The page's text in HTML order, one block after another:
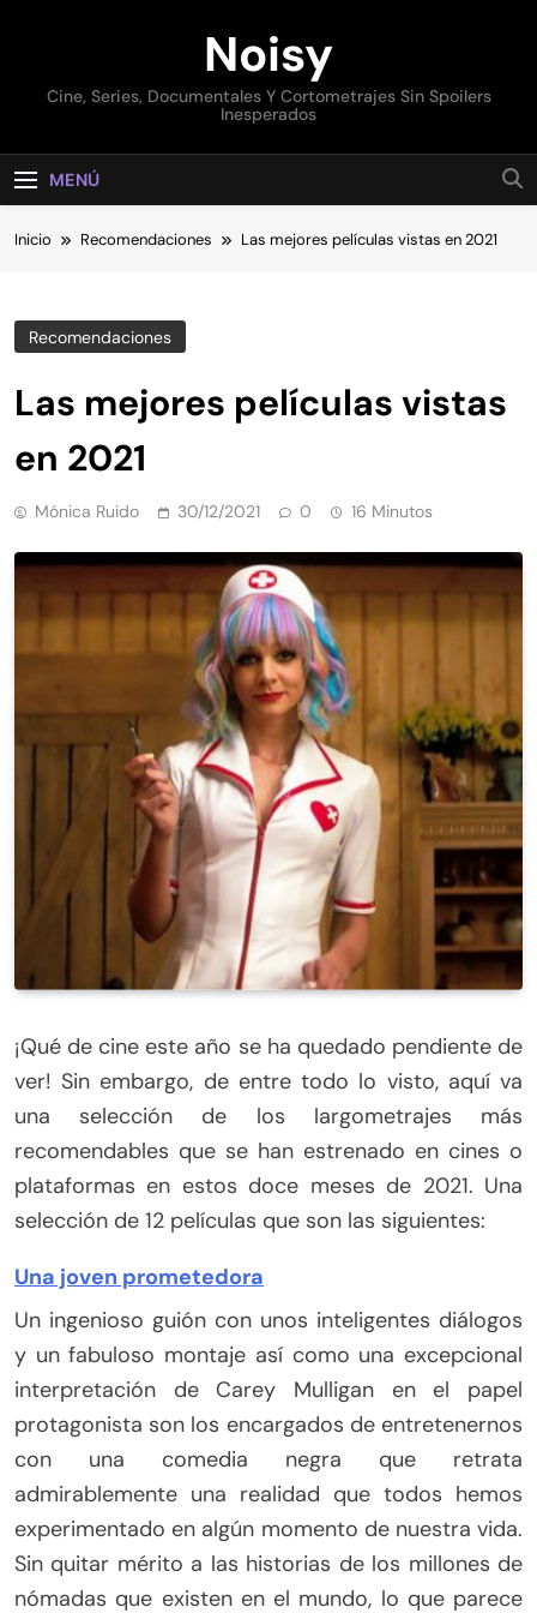
Noisy
Cine, Series, Documentales Y Cortometrajes Sin Spoilers
Inesperados
MENÚ
Inicio Recomendaciones Las mejores películas vistas en 2021
Recomendaciones
Las mejores películas vistas
en 2021
Mónica Ruido 30/12/2021 0 16 Minutos
¡Qué de cine este año se ha quedado pendiente de
ver! Sin embargo, de entre todo lo visto, aquí va
una selección de los largometrajes más
recomendables que se han estrenado en cines o
plataformas en estos doce meses de 2021. Una
selección de 12 películas que son las siguientes:
Una joven prometedora
Un ingenioso guión con unos inteligentes diálogos
y un fabuloso montaje así como una excepcional
interpretación de Carey Mulligan en el papel
protagonista son los encargados de entretenernos
con una comedia negra que retrata
admirablemente una realidad que todos hemos
experimentado en algún momento de nuestra vida.
Sin quitar mérito a las historias de los millones de
nómadas que existen en el mundo, lo que parece